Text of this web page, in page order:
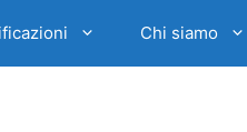
Chi siamo